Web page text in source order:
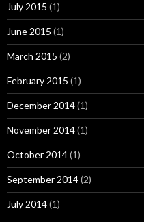
July 2015 (1)
June 2015 (1)
March 2015 (2)
February 2015 (1)
December 2014(1)
November 2014(1)
October 2014(1)
September 2014(2)
July 2014(1)